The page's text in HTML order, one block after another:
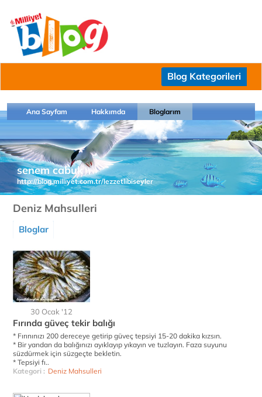
Blog Kategorileri
Ana Sayfam Hakkımda Bloglarım
senem cabuk
http://blog.milliyet.com.tr/lezzetlibiseyler
Deniz Mahsulleri
Bloglar
30 Ocak '12
Fırında güveç tekir balığı
* Fırınınızı 200 dereceye getirip güveç tepsiyi 15-20 dakika kızsın.
* Bir yandan da balığınızı ayıklayıp yıkayın ve tuzlayın. Faza suyunu
süzdürmek için süzgeçte bekletin.
* Tepsiyi fı..
Kategori : Deniz Mahsulleri